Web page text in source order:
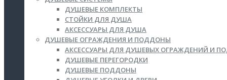
ДУШЕВЫЕ КОМПЛЕКТЫ
СТОЙКИ ДЛЯ ДУША
АКСЕССУАРЫ ДЛЯ ДУША
ДУШЕВЫЕ ОГРАЖДЕНИЯ И ПОДДОНЫ
АКСЕССУАРЫ ДЛЯ ДУШЕВЫХ ОГРАЖДЕНИЙ И
ДУШЕВЫЕ ПЕРЕГОРОДКИ
ДУШЕВЫЕ ПОДДОНЫ